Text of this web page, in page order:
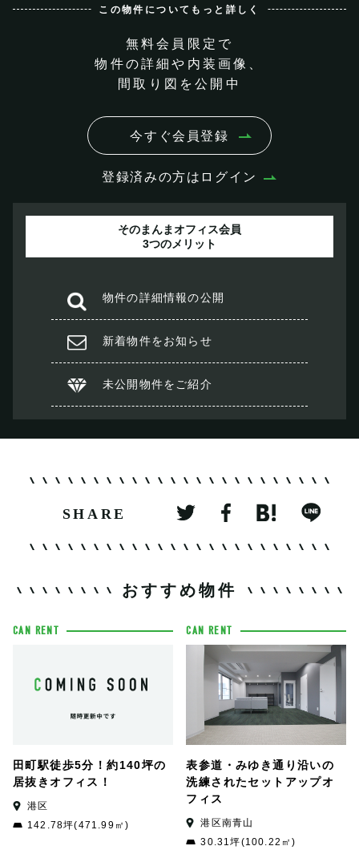
この物件についてもっと詳しく
無料会員限定で
物件の詳細や内装画像、
間取り図を公開中
今すぐ会員登録
登録済みの方はログイン
そのまんまオフィス会員
3つのメリット
物件の詳細情報の公開
新着物件をお知らせ
未公開物件を ご紹介
SHARE
おすすめ物件
CAN RENT
田町駅徒歩5分！約140坪の
居抜きオフィス！
港区
142.78坪(471.99㎡)
CAN RENT
表参道・みゆき通り沿いの
洗練されたセットアップオ
フィス
港区南青山
30.31坪(100.22㎡)